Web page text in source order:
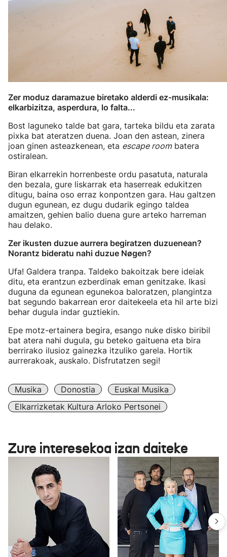
Zer moduz daramazue biretako alderdi ez-musikala:
elkarbizitza, asperdura, lo falta...
Bost laguneko talde bat gara, tarteka bildu eta zarata
pixka bat ateratzen duena. Joan den astean, zinera
joan ginen asteazkenean, eta escape roombatera
ostiralean.
Biran elkarrekin horrenbeste ordu pasatuta, naturala
den bezala, gure liskarrak eta haserreak edukitzen
ditugu, baina oso erraz konpontzen gara. Hau galtzen
dugun egunean, ez dugu dudarik egingo taldea
amaitzen, gehien balio duena gure arteko harreman
hau delako.
Zer ikusten duzue aurrera begiratzen duzuenean?
Norantz bideratu nahi duzue Nøgen?
Ufa! Galdera tranpa. Taldeko bakoitzak bere ideiak
ditu, eta erantzun ezberdinak eman genitzake. Ikasi
duguna da egunean egunekoa baloratzen, plangintza
bat segundo bakarrean eror daitekeela eta hil arte bizi
behar dugula indar guztiekin.
Epe motz-ertainera begira, esango nuke disko biribil
bat atera nahi dugula, gu beteko gaituena eta bira
berrirako ilusioz gainezka itzuliko garela. Hortik
aurrerakoak, auskalo. Disfrutatzen segi!
Musika Donostia
Euskal Musika
Elkarrizketak Kultura Arloko Pertsonei
Zure interesekoa izan daiteke